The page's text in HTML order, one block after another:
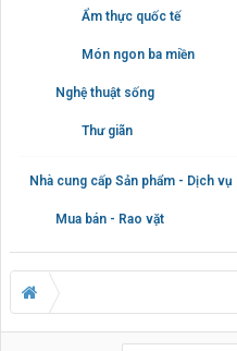
Ẩm thực quốc tế
Món ngon ba miền
Nghệ thuật sống
Thư giãn
Nhà cung cấp Sản phẩm - Dịch vụ
Mua bán - Rao vặt